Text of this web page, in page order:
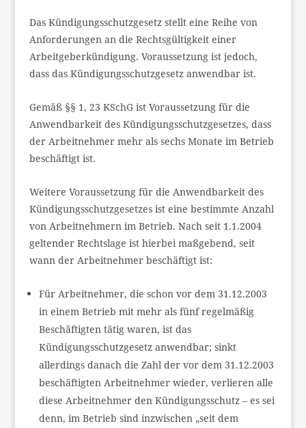
Das Kündigungsschutzgesetz stellt eine Reihe von
Anforderungen an die Rechtsgültigkeit einer
Arbeitgeberkündigung. Voraussetzung ist jedoch,
dass das Kündigungsschutzgesetz anwendbar ist.
Gemäß §§ 1, 23 KSchG ist Voraussetzung für die
Anwendbarkeit des Kündigungsschutzgesetzes, dass
der Arbeitnehmer mehr als sechs Monate im Betrieb
beschäftigt ist.
Weitere Voraussetzung für die Anwendbarkeit des
Kündigungsschutzgesetzes ist eine bestimmte Anzahl
von Arbeitnehmern im Betrieb. Nach seit 1.1.2004
geltender Rechtslage ist hierbei maßgebend, seit
wann der Arbeitnehmer beschäftigt ist:
Für Arbeitnehmer, die schon vor dem 31.12.2003
in einem Betrieb mit mehr als fünf regelmäßig
Beschäftigten tätig waren, ist das
Kündigungsschutzgesetz anwendbar; sinkt
allerdings danach die Zahl der vor dem 31.12.2003
beschäftigten Arbeitnehmer wieder, verlieren alle
diese Arbeitnehmer den Kündigungsschutz – es sei
denn, im Betrieb sind inzwischen „seit dem